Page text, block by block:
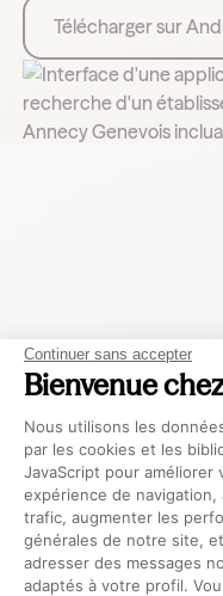
Continuer sans accepter
Bienvenue
Plateforme de
Nous utilisons les
par les cookies et les
JavaScript pour améliorer
expérience de navigation,
trafic, augmenter les
générales de notre site,
adresser des messages
adaptés à votre profil.
Télécharger sur
Renforcer